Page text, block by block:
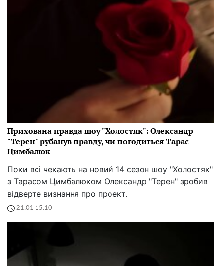
Прихована правда шоу "Холостяк": Олександр
"Терен" рубанув правду, чи погодиться Тарас
Цимбалюк
Поки всі чекають на новий 14 сезон шоу "Холостяк"
з Тарасом Цимбалюком Олександр "Терен" зробив
відверте визнання про проект.
21:01 15.10